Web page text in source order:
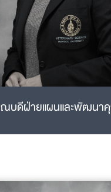
บดีฝ่ายแผนและพัฒน